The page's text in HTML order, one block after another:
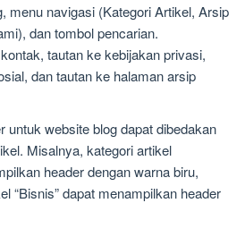
menu navigasi (Kategori Artikel, Arsip
dan tombol pencarian.
tautan ke kebijakan privasi,
dan tautan ke halaman arsip
untuk website blog dapat dibedakan
Misalnya, kategori artikel
header dengan warna biru,
“Bisnis” dapat menampilkan header